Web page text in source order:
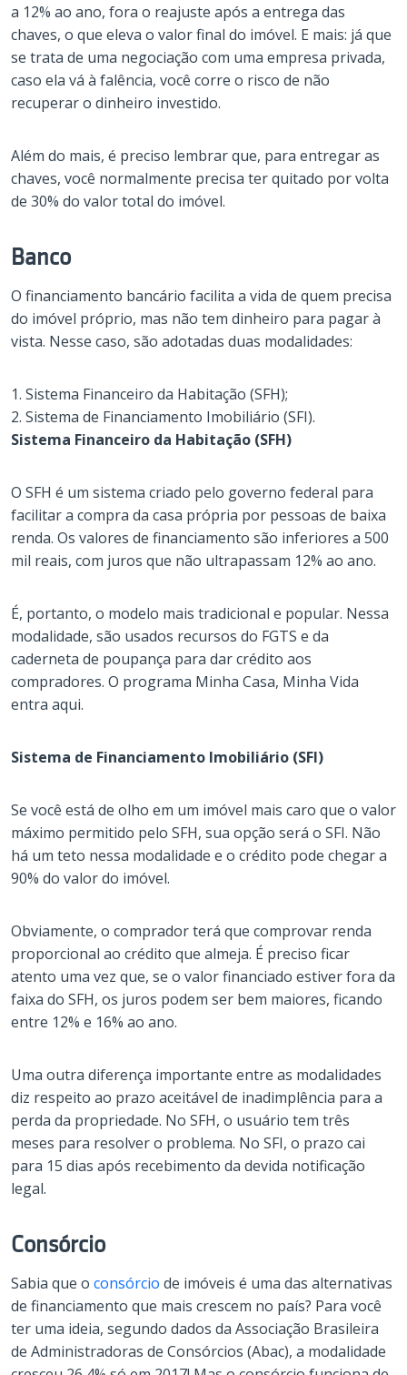
a 12% ao ano, fora o reajuste após a entrega das
chaves, o que eleva o valor final do imóvel. E mais: já que
se trata de uma negociação com uma empresa privada,
caso ela vá à falência, você corre o risco de não
recuperar o dinheiro investido.
Além do mais, é preciso lembrar que, para entregar as
chaves, você normalmente precisa ter quitado por volta
de 30% do valor total do imóvel.
Banco
O financiamento bancário facilita a vida de quem precisa
do imóvel próprio, mas não tem dinheiro para pagar à
vista. Nesse caso, são adotadas duas modalidades:
1. Sistema Financeiro da Habitação (SFH);
2. Sistema de Financiamento Imobiliário (SFI).
Sistema Financeiro da Habitação (SFH)
O SFH é um sistema criado pelo governo federal para
facilitar a compra da casa própria por pessoas de baixa
renda. Os valores de financiamento são inferiores a 500
mil reais, com juros que não ultrapassam 12% ao ano.
É, portanto, o modelo mais tradicional e popular. Nessa
modalidade, são usados recursos do FGTS e da
caderneta de poupança para dar crédito aos
compradores. O programa Minha Casa, Minha Vida
entra aqui.
Sistema de Financiamento Imobiliário (SFI)
Se você está de olho em um imóvel mais caro que o valor
máximo permitido pelo SFH, sua opção será o SFI. Não
há um teto nessa modalidade e o crédito pode chegar a
90% do valor do imóvel.
Obviamente, o comprador terá que comprovar renda
proporcional ao crédito que almeja. É preciso ficar
atento uma vez que, se o valor financiado estiver fora da
faixa do SFH, os juros podem ser bem maiores, ficando
entre 12% e 16% ao ano.
Uma outra diferença importante entre as modalidades
diz respeito ao prazo aceitável de inadimplência para a
perda da propriedade. No SFH, o usuário tem três
meses para resolver o problema. No SFI, o prazo cai
para 15 dias após recebimento da devida notificação
legal.
Consórcio
Sabia que o consórcio de imóveis é uma das alternativas
de financiamento que mais crescem no país? Para você
ter uma ideia, segundo dados da Associação Brasileira
de Administradoras de Consórcios (Abac), a modalidade